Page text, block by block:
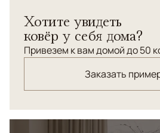
классики.
Хотите увидеть
ковёр у себя дома?
Привезем к вам домой до 50
Заказать